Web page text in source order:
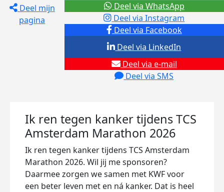
Deel mijn
pagina
Deel via Facebook
Deel via Instagram
Deel via e-mail
Deel via SMS
Deel via LinkedIn
Deel via WhatsApp
Ik ren tegen kanker tijdens TCS
Amsterdam Marathon 2026
Ik ren tegen kanker tijdens TCS Amsterdam
Marathon 2026. Wil jij me sponsoren?
Daarmee zorgen we samen met KWF voor
een beter leven met en ná kanker. Dat is heel